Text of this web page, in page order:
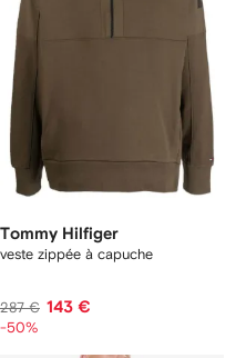
Tommy Hilfiger
veste zippée à capuche
287 € 143 €
-50%